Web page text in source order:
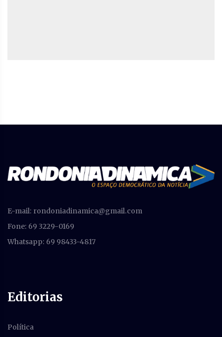
E-mail: rondoniadinamica@gmail.com
Fone: 69 3229-0169
Whatsapp: 69 98433-4817
Editorias
Política